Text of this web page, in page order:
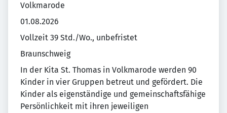
Volkmarode
01.08.2026
Vollzeit 39 Std./Wo., unbefristet
Braunschweig
In der Kita St. Thomas in Volkmarode werden 90
Kinder in vier Gruppen betreut und gefördert. Die
Kinder als eigenständige und gemeinschaftsfähige
Persönlichkeit mit ihren jeweiligen